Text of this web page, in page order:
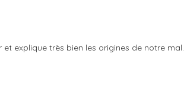
explique très bien les origines de notre mal.